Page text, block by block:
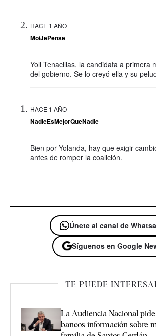
HACE 1 AÑO
MoiJePense
Yoli Tenacillas, la candidata a primera
del gobierno. Se lo creyó ella y su
HACE 1 AÑO
NadieEsMejorQueNadie
Bien por Yolanda, hay que exigir
antes de romper la coalición.
Únete al canal de
Síguenos en Google
TE PUEDE
La Audiencia Nacional
bancos información sobre